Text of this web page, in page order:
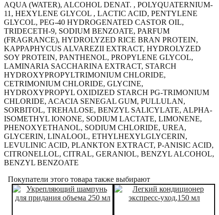
AQUA (WATER), ALCOHOL DENAT. , POLYQUATERNIUM-
11, HEXYLENE GLYCOL , LACTIC ACID, PENTYLENE
GLYCOL, PEG-40 HYDROGENATED CASTOR OIL,
TRIDECETH-9, SODIUM BENZOATE, PARFUM
(FRAGRANCE), HYDROLYZED RICE BRAN PROTEIN,
KAPPAPHYCUS ALVAREZII EXTRACT, HYDROLYZED
SOY PROTEIN, PANTHENOL, PROPYLENE GLYCOL,
LAMINARIA SACCHARINA EXTRACT, STARCH
HYDROXYPROPYLTRIMONIUM CHLORIDE,
CETRIMONIUM CHLORIDE, GLYCINE,
HYDROXYPROPYL OXIDIZED STARCH PG-TRIMONIUM
CHLORIDE, ACACIA SENEGAL GUM, PULLULAN,
SORBITOL, TREHALOSE, BENZYL SALICYLATE, ALPHA-
ISOMETHYL IONONE, SODIUM LACTATE, LIMONENE,
PHENOXYETHANOL, SODIUM CHLORIDE, UREA,
GLYCERIN, LINALOOL, ETHYLHEXYLGLYCERIN,
LEVULINIC ACID, PLANKTON EXTRACT, P-ANISIC ACID,
CITRONELLOL, CITRAL, GERANIOL, BENZYL ALCOHOL,
BENZYL BENZOATE
Покупатели этого товара также выбирают